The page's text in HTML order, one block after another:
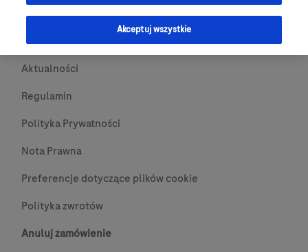
Skontaktuj się z nami
O nas
Aktualności
Regulamin
Polityka Prywatności
Nota Prawna
Preferencje dotyczące plików cookie
Polityka zwrotów
Anuluj zamówienie
Akceptuj wszystkie